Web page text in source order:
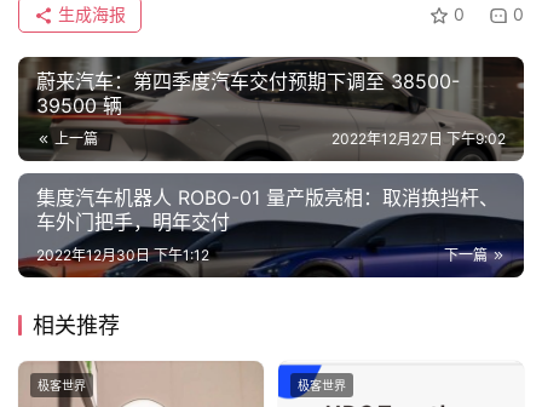
0 0
生成海报
蔚来汽车：第四季度汽车交付预期下调至 38500-
39500 辆
上一篇 2022年12月27日 下午9:02
集度汽车机器人 ROBO-01 量产版亮相：取消换挡杆、
车外门把手，明年交付
下一篇
2022年12月30日 下午1:12
相关推荐
极客世界 极客世界